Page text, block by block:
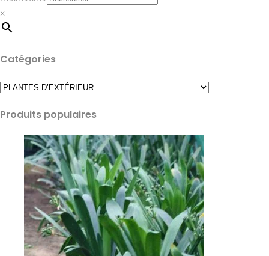
×
Catégories
Produits populaires